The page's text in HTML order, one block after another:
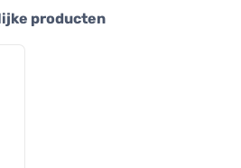
producten